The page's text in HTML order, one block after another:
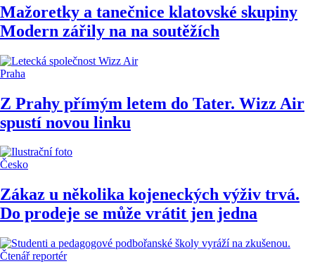
Mažoretky a tanečnice klatovské skupiny
Modern zářily na na soutěžích
Praha
Z Prahy přímým letem do Tater. Wizz Air
spustí novou linku
Česko
Zákaz u několika kojeneckých výživ trvá.
Do prodeje se může vrátit jen jedna
Čtenář reportér